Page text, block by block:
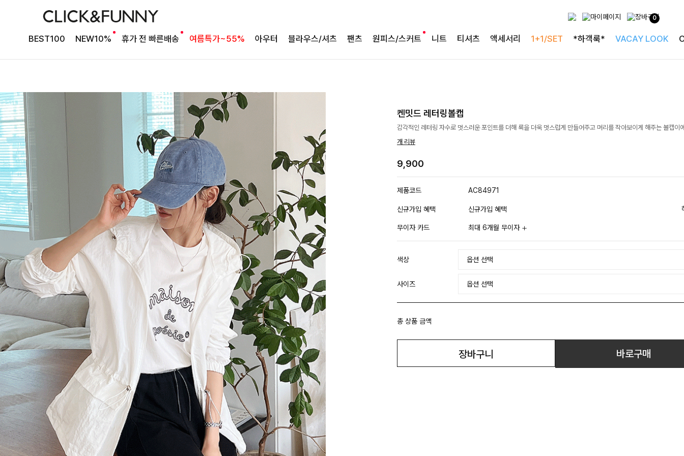
0
BEST100 NEW10% 휴가 전 빠른배송 여름특가~55% 아우터 블라우스/셔츠 팬츠 원피스/스커트 니트 티셔츠 액세서리 1+1/SET *하객룩* VACAY LOOK
켄밋드 레터링볼캡
감각적인 레터링 자수로 멋스러운 포인트를 더해 룩을 더욱 멋스럽게 만들어주고 머리를 작아보이게 해주는 볼캡이
개 리뷰
9,900
제품코드 AC84971
신규가입 혜택 신규가입 혜택
무이자 카드 최대 6개월 무이자
색상
사이즈
총 상품 금액
장바구니 바로구매